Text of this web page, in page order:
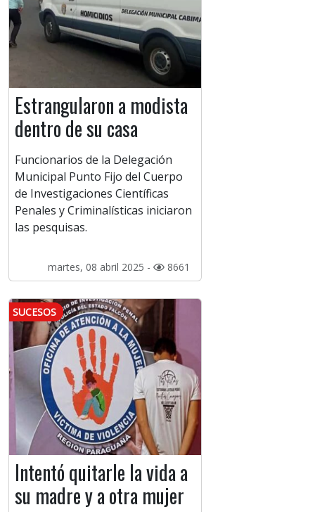
Estrangularon a modista
dentro de su casa
Funcionarios de la Delegación
Municipal Punto Fijo del Cuerpo
de Investigaciones Científicas
Penales y Criminalísticas iniciaron
las pesquisas.
martes, 08 abril 2025 - 8661
SUCESOS
Intentó quitarle la vida a
su madre y a otra mujer